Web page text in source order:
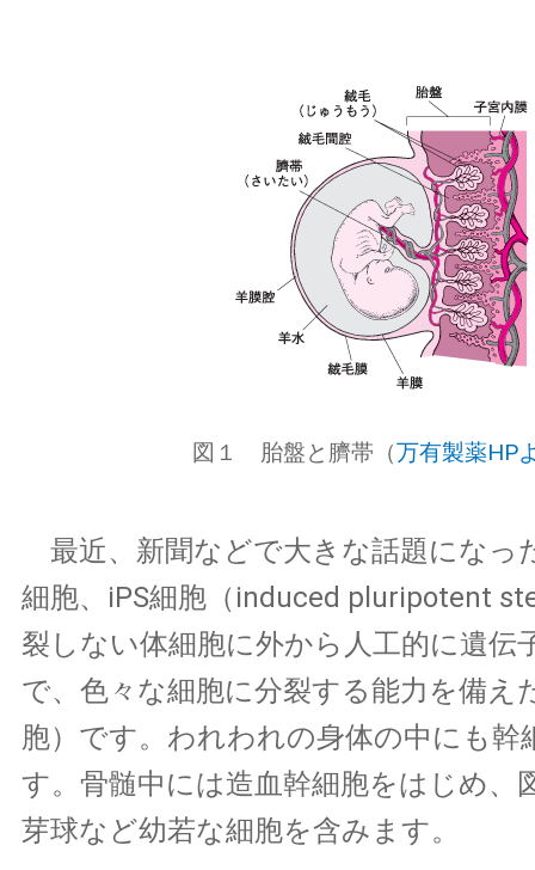
図１ 胎盤と臍帯（万有製薬HP
最近、新聞などで大きな話題になっ
細胞、iPS細胞（induced pluripotent
裂しない体細胞に外から人工的に遺伝
で、色々な細胞に分裂する能力を備え
胞）です。われわれの身体の中にも幹
す。骨髄中には造血幹細胞をはじめ、
芽球など幼若な細胞を含みます。